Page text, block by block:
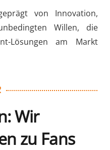
von Innovation,
Willen, die
Lösungen am Markt
Wir
zu Fans